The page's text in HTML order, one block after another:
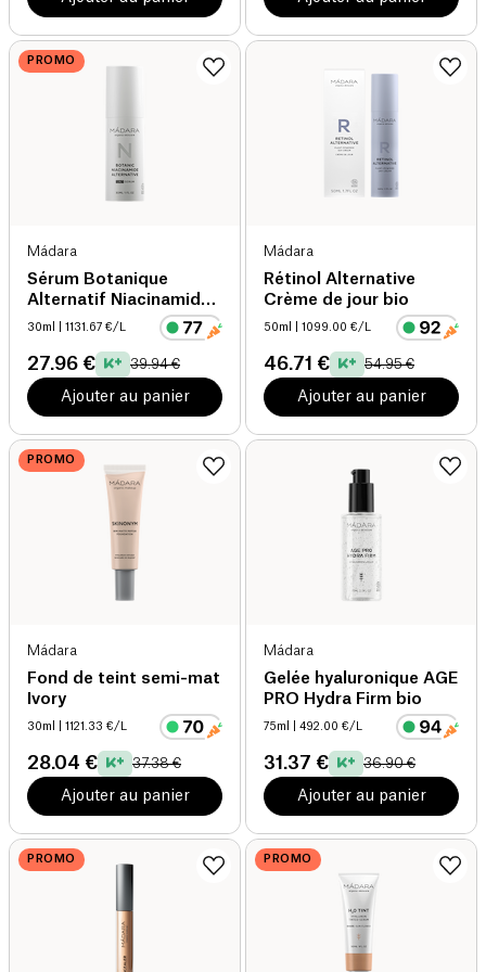
PROMO
Mádara
Sérum Botanique
Alternatif Niacinamide
5 en 1 bio
30ml | 1131.67 €/L
27.96 € 39.94 €
Ajouter au panier
Mádara
Rétinol Alternative
Crème de jour bio
50ml | 1099.00 €/L
46.71 € 54.95 €
Ajouter au panier
PROMO
Mádara
Fond de teint semi-mat
Ivory
30ml | 1121.33 €/L
28.04 € 37.38 €
Ajouter au panier
Mádara
Gelée hyaluronique AGE
PRO Hydra Firm bio
75ml | 492.00 €/L
31.37 € 36.90 €
Ajouter au panier
PROMO PROMO